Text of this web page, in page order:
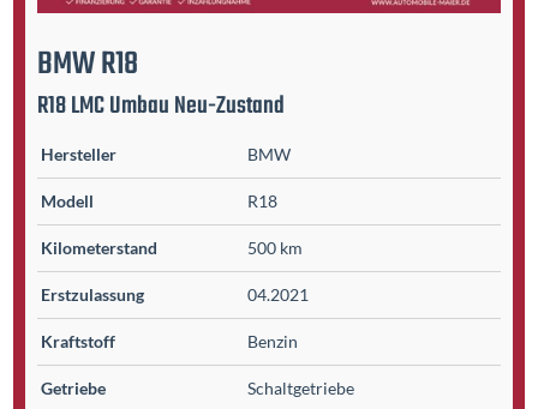
BMWR18
R18 LMC Umbau Neu-Zustand
Hersteller BMW
Modell R18
Kilometer­stand 500 km
Erst­zulassung 04.2021
Kraftstoff Benzin
Getriebe Schaltgetriebe